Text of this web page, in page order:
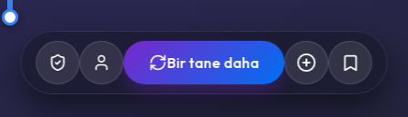
Bir tane daha